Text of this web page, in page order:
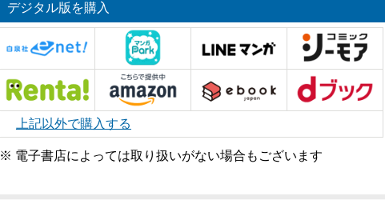
デジタル版を購入
上記以外で購入する
※ 電子書店によっては取り扱いがない場合もございます